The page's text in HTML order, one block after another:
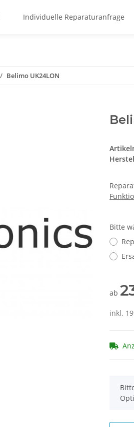
Individuelle Reparaturanfrage
Belimo UK24LON
Bitte
ab
inkl.
x